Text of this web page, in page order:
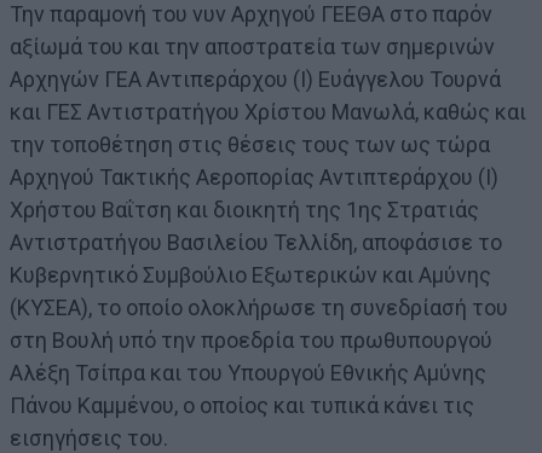
Την παραμονή του νυν Αρχηγού ΓΕΕΘΑ στο παρόν
αξίωμά του και την αποστρατεία των σημερινών
Αρχηγών ΓΕΑ Αντιπεράρχου (Ι) Ευάγγελου Τουρνά
και ΓΕΣ Αντιστρατήγου Χρίστου Μανωλά, καθώς και
την τοποθέτηση στις θέσεις τους των ως τώρα
Αρχηγού Τακτικής Αεροπορίας Αντιπτεράρχου (Ι)
Χρήστου Βαΐτση και διοικητή της 1ης Στρατιάς
Αντιστρατήγου Βασιλείου Τελλίδη, αποφάσισε το
Κυβερνητικό Συμβούλιο Εξωτερικών και Αμύνης
(ΚΥΣΕΑ), το οποίο ολοκλήρωσε τη συνεδρίασή του
στη Βουλή υπό την προεδρία του πρωθυπουργού
Αλέξη Τσίπρα και του Υπουργού Εθνικής Αμύνης
Πάνου Καμμένου, ο οποίος και τυπικά κάνει τις
εισηγήσεις του.